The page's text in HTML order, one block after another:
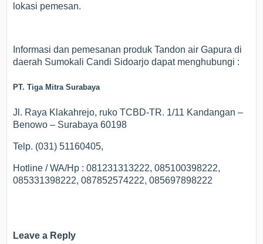
lokasi pemesan.
Informasi dan pemesanan produk Tandon air Gapura di
daerah Sumokali Candi Sidoarjo dapat menghubungi :
PT. Tiga Mitra Surabaya
Jl. Raya Klakahrejo, ruko TCBD-TR. 1/11 Kandangan –
Benowo – Surabaya 60198
Telp. (031) 51160405,
Hotline / WA/Hp : 081231313222, 085100398222,
085331398222, 087852574222, 085697898222
Leave a Reply